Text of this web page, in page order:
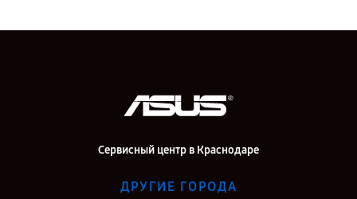
Сервисный центр в Краснодаре
ДРУГИЕ ГОРОДА